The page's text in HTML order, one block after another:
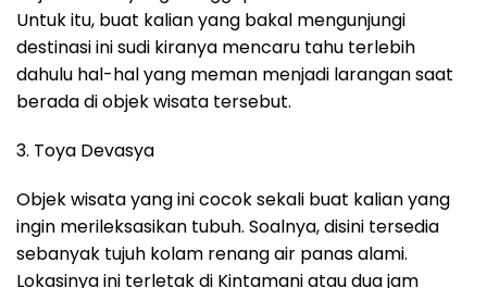
Untuk itu, buat kalian yang bakal mengunjungi
destinasi ini sudi kiranya mencaru tahu terlebih
dahulu hal-hal yang meman menjadi larangan saat
berada di objek wisata tersebut.
3. Toya Devasya
Objek wisata yang ini cocok sekali buat kalian yang
ingin merileksasikan tubuh. Soalnya, disini tersedia
sebanyak tujuh kolam renang air panas alami.
Lokasinya ini terletak di Kintamani atau dua jam